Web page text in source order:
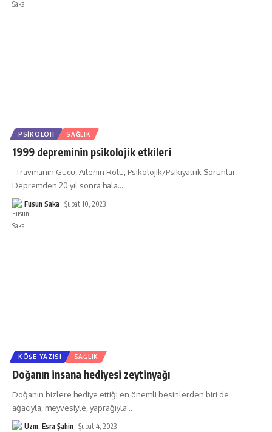
PSIKOLOJI SAĞLIK
1999 depreminin psikolojik etkileri
Travmanın Gücü, Ailenin Rolü, Psikolojik/Psikiyatrik Sorunlar
Depremden 20 yıl sonra hala…
Füsun Saka Şubat 10, 2023
KÖŞE YAZISI SAĞLIK
Doğanın insana hediyesi zeytinyağı
Doğanın bizlere hediye ettiği en önemli besinlerden biri de
ağacıyla, meyvesiyle, yaprağıyla…
Uzm. Esra Şahin Şubat 4, 2023